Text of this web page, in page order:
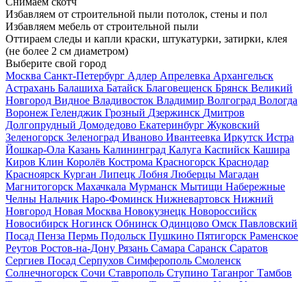
Избавляем от строительной пыли потолок, стены и пол
Избавляем мебель от строительной пыли
Оттираем следы и капли краски, штукатурки, затирки, клея
(не более 2 см диаметром)
Выберите свой город
Москва Санкт-Петербург Адлер Апрелевка Архангельск
Астрахань Балашиха Батайск Благовещенск Брянск Великий
Новгород Видное Владивосток Владимир Волгоград Вологда
Воронеж Геленджик Грозный Дзержинск Дмитров
Долгопрудный Домодедово Екатеринбург Жуковский
Зеленогорск Зеленоград Иваново Ивантеевка Иркутск Истра
Йошкар-Ола Казань Калининград Калуга Каспийск Кашира
Киров Клин Королёв Кострома Красногорск Краснодар
Красноярск Курган Липецк Лобня Люберцы Магадан
Магнитогорск Махачкала Мурманск Мытищи Набережные
Челны Нальчик Наро-Фоминск Нижневартовск Нижний
Новгород Новая Москва Новокузнецк Новороссийск
Новосибирск Ногинск Обнинск Одинцово Омск Павловский
Посад Пенза Пермь Подольск Пушкино Пятигорск Раменское
Реутов Ростов-на-Дону Рязань Самара Саранск Саратов
Сергиев Посад Серпухов Симферополь Смоленск
Солнечногорск Сочи Ставрополь Ступино Таганрог Тамбов